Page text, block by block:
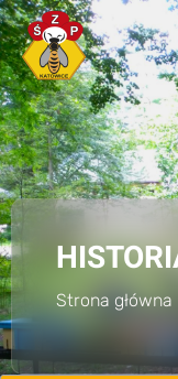
Strona główna